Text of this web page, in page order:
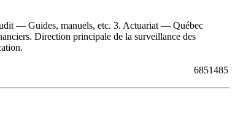
— Guides, manuels, etc. 3. Actuariat — Québec
Direction principale de la surveillance des
6851485